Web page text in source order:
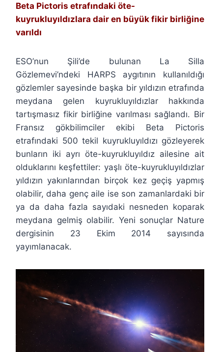
Özyar
Beta Pictoris etrafındaki öte-
kuyrukluyıldızlara dair en büyük fikir birliğine
varıldı
ESO’nun Şili’de bulunan La Silla
Gözlemevi’ndeki HARPS aygıtının kullanıldığı
gözlemler sayesinde başka bir yıldızın etrafında
meydana gelen kuyrukluyıldızlar hakkında
tartışmasız fikir birliğine varılması sağlandı. Bir
Fransız gökbilimciler ekibi Beta Pictoris
etrafındaki 500 tekil kuyrukluyıldızı gözleyerek
bunların iki ayrı öte-kuyrukluyıldız ailesine ait
olduklarını keşfettiler: yaşlı öte-kuyrukluyıldızlar
yıldızın yakınlarından birçok kez geçiş yapmış
olabilir, daha genç aile ise son zamanlardaki bir
ya da daha fazla sayıdaki nesneden koparak
meydana gelmiş olabilir. Yeni sonuçlar Nature
dergisinin 23 Ekim 2014 sayısında
yayımlanacak.